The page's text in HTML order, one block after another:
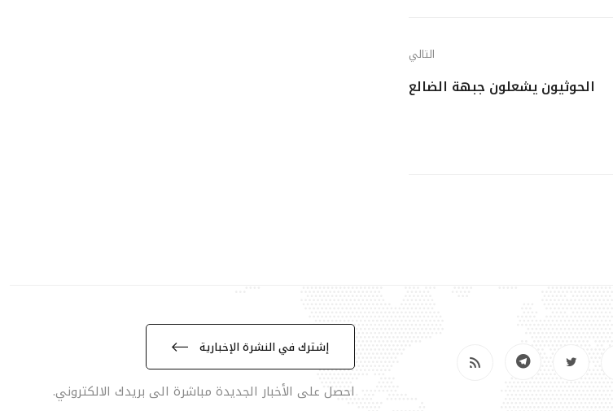
التالي
الحوثيون يشعلون جبهة الضالع
إشترك في النشرة الإخبارية
احصل على الأخبار الجديدة مباشرة الى بريدك الالكتروني.